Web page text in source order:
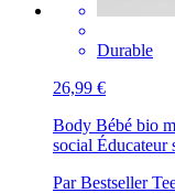
Durable
26,99 €
Body Bébé bio
social Éducateur
Par Bestseller